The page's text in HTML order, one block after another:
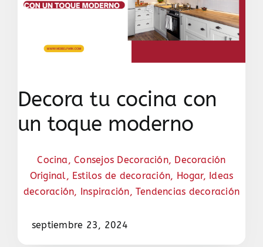
Decora tu cocina con
un toque moderno
Cocina ,Consejos Decoración, Decoración
Original, Estilos de decoración, Hogar, Ideas
decoración, Inspiración, Tendencias decoración
septiembre 23, 2024